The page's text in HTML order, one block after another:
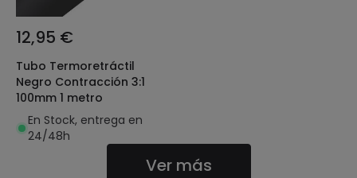
12,95 €
Tubo Termoretráctil
Negro Contracción 3:1
100mm 1 metro
En Stock, entrega en
24/48h
Ver más